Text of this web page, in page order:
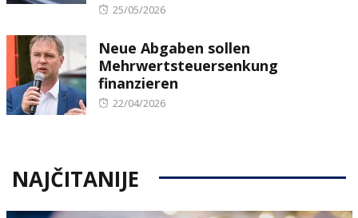
Posted
25/05/2026
Neue Abgaben sollen
Mehrwertsteuersenkung
finanzieren
Posted
22/04/2026
NAJČITANIJE